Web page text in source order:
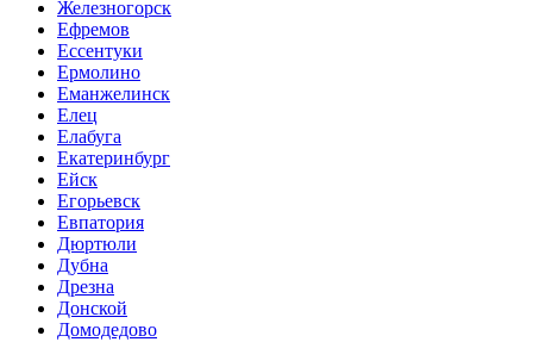
Железногорск
Ефремов
Ессентуки
Ермолино
Еманжелинск
Елец
Елабуга
Екатеринбург
Ейск
Егорьевск
Евпатория
Дюртюли
Дубна
Дрезна
Донской
Домодедово